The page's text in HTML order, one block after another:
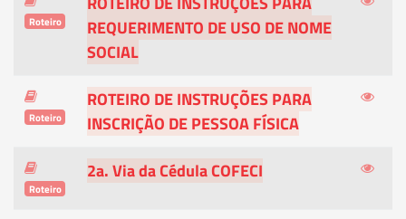
Roteiro
REQUERIMENTO DE USO DE NOME
SOCIAL
Roteiro
ROTEIRO DE INSTRUÇÕES PARA
INSCRIÇÃO DE PESSOA FÍSICA
Roteiro
2a. Via da Cédula COFECI